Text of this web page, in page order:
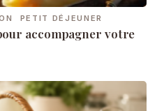
PETIT DÉJEUNER
accompagner votre